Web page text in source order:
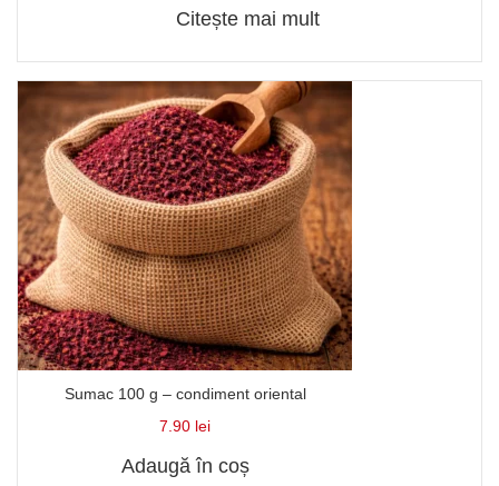
Citește mai mult
Sumac 100 g – condiment oriental
7.90 lei
Adaugă în coș